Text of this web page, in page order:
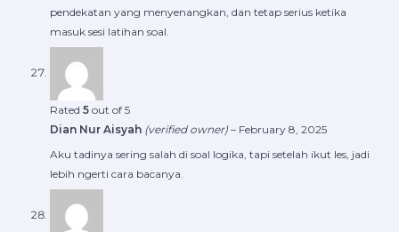
pendekatan yang menyenangkan, dan tetap serius ketika
masuk sesi latihan soal.
Rated 5 out of 5
Dian Nur Aisyah (verified owner) – February 8, 2025
Aku tadinya sering salah di soal logika, tapi setelah ikut les, jadi
lebih ngerti cara bacanya.